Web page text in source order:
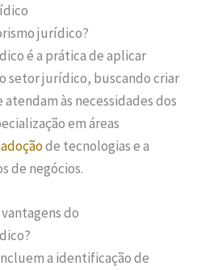
jurídico?
é a prática de aplicar
setor jurídico, buscando criar
às necessidades dos
em áreas
adoçãode tecnologias e a
de negócios.
vantagens do
a identificação de